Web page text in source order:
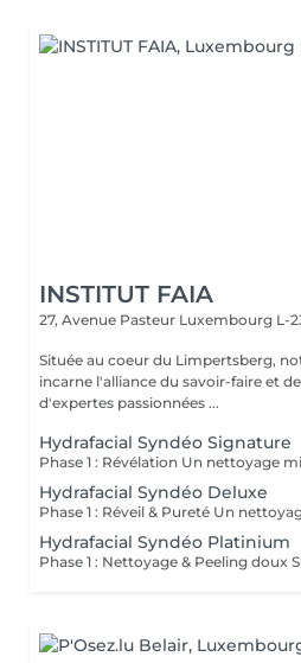
INSTITUT FAIA
27, Avenue Pasteur Luxembourg L-
Située au coeur du Limpertsberg,
incarne l'alliance du savoir-faire et de
d'expertes passionnées ...
Hydrafacial Syndéo Signature
Hydrafacial Syndéo Deluxe
Hydrafacial Syndéo Platinium